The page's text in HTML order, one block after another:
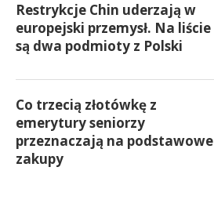
Restrykcje Chin uderzają w
europejski przemysł. Na liście
są dwa podmioty z Polski
Co trzecią złotówkę z
emerytury seniorzy
przeznaczają na podstawowe
zakupy